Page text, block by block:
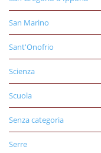
San Marino
Sant'Onofrio
Scienza
Scuola
Senza categoria
Serre